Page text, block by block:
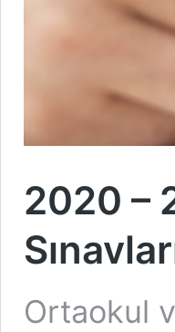
2020 –
Ortaokul